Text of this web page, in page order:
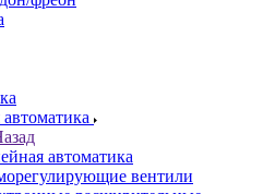
автоматика
вентили